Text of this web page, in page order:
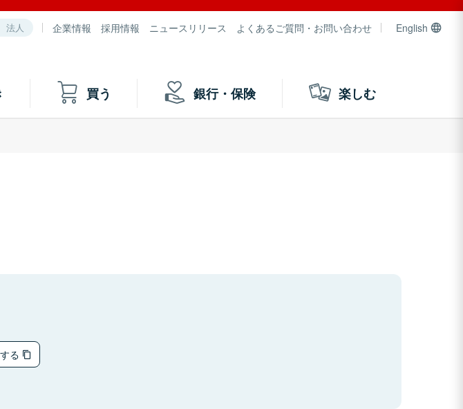
法人 企業情報 採用情報 ニュースリリース よくあるご質問・お問い合わせ English
買う 銀行・保険 楽しむ
る